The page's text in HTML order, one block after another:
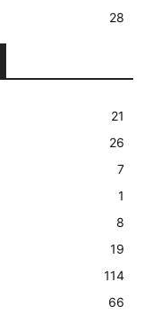
28
21
26
7
1
8
19
114
66